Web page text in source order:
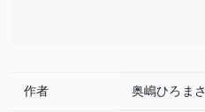
作者 奥嶋ひろまさ